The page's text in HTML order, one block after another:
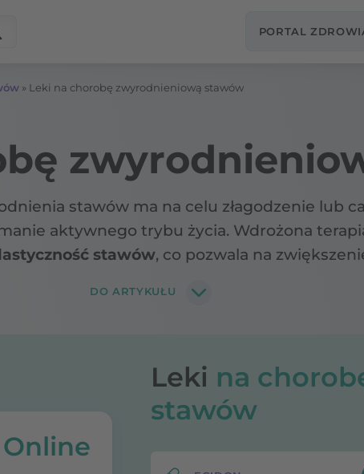
PORTAL
» Leki na chorobę zwyrodnieniową stawów
stawów ma na celu złagodzenie lub
aktywnego trybu życia. Wdrożona
stawów, co pozwala na
DO ARTYKUŁU
Leki na
stawów